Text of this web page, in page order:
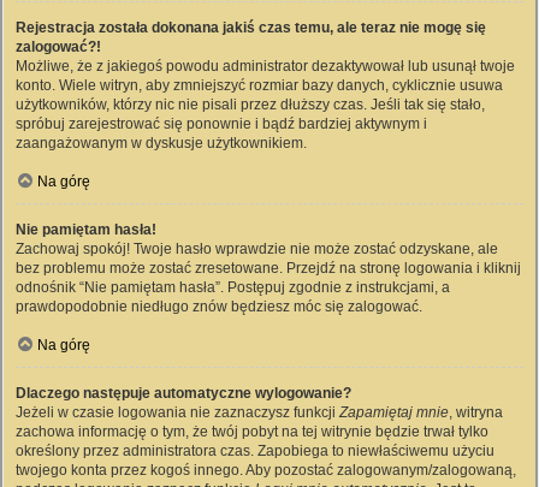
Rejestracja została dokonana jakiś czas temu, ale teraz nie mogę się
zalogować?!
Możliwe, że z jakiegoś powodu administrator dezaktywował lub usunął twoje
konto. Wiele witryn, aby zmniejszyć rozmiar bazy danych, cyklicznie usuwa
użytkowników, którzy nic nie pisali przez dłuższy czas. Jeśli tak się stało,
spróbuj zarejestrować się ponownie i bądź bardziej aktywnym i
zaangażowanym w dyskusje użytkownikiem.
Na górę
Nie pamiętam hasła!
Zachowaj spokój! Twoje hasło wprawdzie nie może zostać odzyskane, ale
bez problemu może zostać zresetowane. Przejdź na stronę logowania i kliknij
odnośnik “Nie pamiętam hasła”. Postępuj zgodnie z instrukcjami, a
prawdopodobnie niedługo znów będziesz móc się zalogować.
Na górę
Dlaczego następuje automatyczne wylogowanie?
Jeżeli w czasie logowania nie zaznaczysz funkcjiZapamiętaj mnie, witryna
zachowa informację o tym, że twój pobyt na tej witrynie będzie trwał tylko
określony przez administratora czas. Zapobiega to niewłaściwemu użyciu
twojego konta przez kogoś innego. Aby pozostać zalogowanym/zalogowaną,